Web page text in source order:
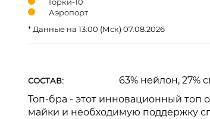
Аэропорт
* Данные на 13:00 (Мск) 07.08.2026
СОСТАВ:
63% нейлон, 27%
Топ-бра - этот инновационный топ
майки и необходимую поддержку